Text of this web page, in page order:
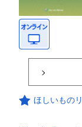
ほしいもの